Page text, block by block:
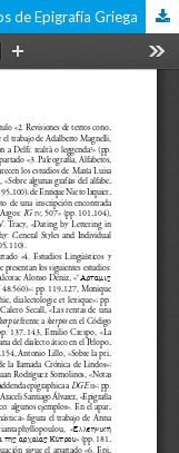
de Epigrafía Griega